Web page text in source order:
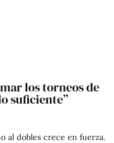
los torneos de
suficiente”
al dobles crece en fuerza.